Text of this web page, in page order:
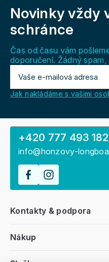
Novinky vždy
schránce
Čas od času vám
doporučení. Žádný spam,
Jak nakládáme s vašimi
Nákup
Kontakty & podpora
+420 777 493 182
info@honzovy-